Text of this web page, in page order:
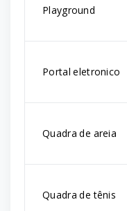
Playground
Portal eletronico
Quadra de areia
Quadra de tênis